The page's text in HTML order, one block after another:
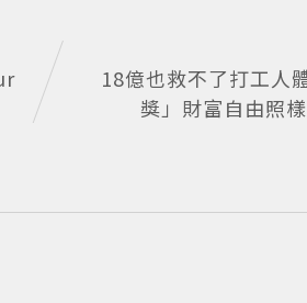
18億也救不了打工人
獎」財富自由照